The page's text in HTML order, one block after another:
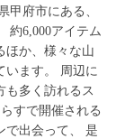
甲府市にある、
約6,000アイテム
ほか、様々な山
います。 周辺に
も多く訪れるス
すで開催される
で出会って、 是